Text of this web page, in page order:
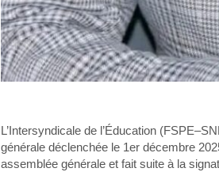
L’Intersyndicale de l’Éducation
générale déclenchée le 1er décembre
assemblée générale et fait suite à la